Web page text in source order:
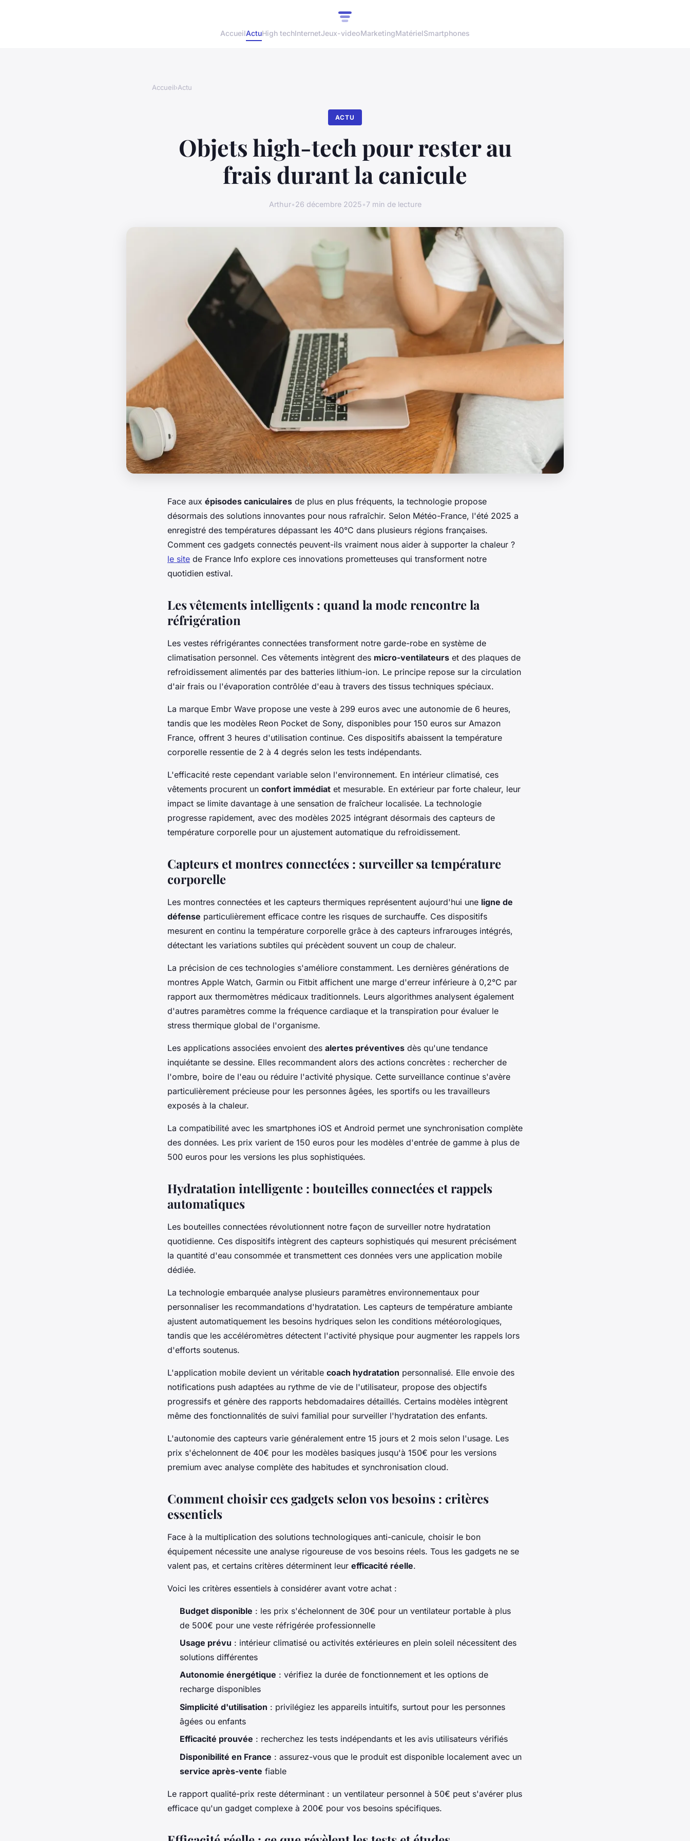
AccueilActuHigh techInternetJeux-videoMarketingMatérielSmartphones
Accueil›Actu
ACTU
Objets high-tech pour rester au
frais durant la canicule
Arthur•26 décembre 2025•7 min de lecture
Face aux épisodes caniculaires de plus en plus fréquents, la technologie propose
désormais des solutions innovantes pour nous rafraîchir. Selon Météo-France, l'été 2025 a
enregistré des températures dépassant les 40°C dans plusieurs régions françaises.
Comment ces gadgets connectés peuvent-ils vraiment nous aider à supporter la chaleur ?
le site de France Info explore ces innovations prometteuses qui transforment notre
quotidien estival.
Les vêtements intelligents : quand la mode rencontre la
réfrigération
Les vestes réfrigérantes connectées transforment notre garde-robe en système de
climatisation personnel. Ces vêtements intègrent des micro-ventilateurs et des plaques de
refroidissement alimentés par des batteries lithium-ion. Le principe repose sur la circulation
d'air frais ou l'évaporation contrôlée d'eau à travers des tissus techniques spéciaux.
La marque Embr Wave propose une veste à 299 euros avec une autonomie de 6 heures,
tandis que les modèles Reon Pocket de Sony, disponibles pour 150 euros sur Amazon
France, offrent 3 heures d'utilisation continue. Ces dispositifs abaissent la température
corporelle ressentie de 2 à 4 degrés selon les tests indépendants.
L'efficacité reste cependant variable selon l'environnement. En intérieur climatisé, ces
vêtements procurent un confort immédiat et mesurable. En extérieur par forte chaleur, leur
impact se limite davantage à une sensation de fraîcheur localisée. La technologie
progresse rapidement, avec des modèles 2025 intégrant désormais des capteurs de
température corporelle pour un ajustement automatique du refroidissement.
Capteurs et montres connectées : surveiller sa température
corporelle
Les montres connectées et les capteurs thermiques représentent aujourd'hui une ligne de
défense particulièrement efficace contre les risques de surchauffe. Ces dispositifs
mesurent en continu la température corporelle grâce à des capteurs infrarouges intégrés,
détectant les variations subtiles qui précèdent souvent un coup de chaleur.
La précision de ces technologies s'améliore constamment. Les dernières générations de
montres Apple Watch, Garmin ou Fitbit affichent une marge d'erreur inférieure à 0,2°C par
rapport aux thermomètres médicaux traditionnels. Leurs algorithmes analysent également
d'autres paramètres comme la fréquence cardiaque et la transpiration pour évaluer le
stress thermique global de l'organisme.
Les applications associées envoient des alertes préventives dès qu'une tendance
inquiétante se dessine. Elles recommandent alors des actions concrètes : rechercher de
l'ombre, boire de l'eau ou réduire l'activité physique. Cette surveillance continue s'avère
particulièrement précieuse pour les personnes âgées, les sportifs ou les travailleurs
exposés à la chaleur.
La compatibilité avec les smartphones iOS et Android permet une synchronisation complète
des données. Les prix varient de 150 euros pour les modèles d'entrée de gamme à plus de
500 euros pour les versions les plus sophistiquées.
Hydratation intelligente : bouteilles connectées et rappels
automatiques
Les bouteilles connectées révolutionnent notre façon de surveiller notre hydratation
quotidienne. Ces dispositifs intègrent des capteurs sophistiqués qui mesurent précisément
la quantité d'eau consommée et transmettent ces données vers une application mobile
dédiée.
La technologie embarquée analyse plusieurs paramètres environnementaux pour
personnaliser les recommandations d'hydratation. Les capteurs de température ambiante
ajustent automatiquement les besoins hydriques selon les conditions météorologiques,
tandis que les accéléromètres détectent l'activité physique pour augmenter les rappels lors
d'efforts soutenus.
L'application mobile devient un véritable coach hydratation personnalisé. Elle envoie des
notifications push adaptées au rythme de vie de l'utilisateur, propose des objectifs
progressifs et génère des rapports hebdomadaires détaillés. Certains modèles intègrent
même des fonctionnalités de suivi familial pour surveiller l'hydratation des enfants.
L'autonomie des capteurs varie généralement entre 15 jours et 2 mois selon l'usage. Les
prix s'échelonnent de 40€ pour les modèles basiques jusqu'à 150€ pour les versions
premium avec analyse complète des habitudes et synchronisation cloud.
Comment choisir ces gadgets selon vos besoins : critères
essentiels
Face à la multiplication des solutions technologiques anti-canicule, choisir le bon
équipement nécessite une analyse rigoureuse de vos besoins réels. Tous les gadgets ne se
valent pas, et certains critères déterminent leur efficacité réelle.
Voici les critères essentiels à considérer avant votre achat :
Budget disponible : les prix s'échelonnent de 30€ pour un ventilateur portable à plus
de 500€ pour une veste réfrigérée professionnelle
Usage prévu : intérieur climatisé ou activités extérieures en plein soleil nécessitent des
solutions différentes
Autonomie énergétique : vérifiez la durée de fonctionnement et les options de
recharge disponibles
Simplicité d'utilisation : privilégiez les appareils intuitifs, surtout pour les personnes
âgées ou enfants
Efficacité prouvée : recherchez les tests indépendants et les avis utilisateurs vérifiés
Disponibilité en France : assurez-vous que le produit est disponible localement avec un
service après-vente fiable
Le rapport qualité-prix reste déterminant : un ventilateur personnel à 50€ peut s'avérer plus
efficace qu'un gadget complexe à 200€ pour vos besoins spécifiques.